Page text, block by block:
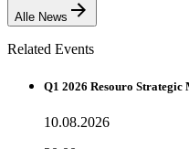
Alle News
Related Events
Q1 2026 Resouro Strategic
10.08.2026